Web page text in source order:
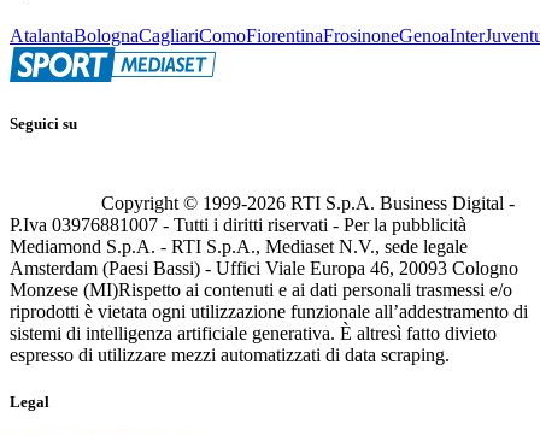
AtalantaBolognaCagliariComoFiorentinaFrosinoneGenoaInter
Seguici su
Copyright © 1999-2026 RTI S.p.A. Business Digital -
P.Iva 03976881007 - Tutti i diritti riservati - Per la pubblicità
Mediamond S.p.A. - RTI S.p.A., Mediaset N.V., sede legale
Amsterdam (Paesi Bassi) - Uffici Viale Europa 46, 20093 Cologno
Monzese (MI)Rispetto ai contenuti e ai dati personali trasmessi e/o
riprodotti è vietata ogni utilizzazione funzionale all’addestramento di
sistemi di intelligenza artificiale generativa. È altresì fatto divieto
espresso di utilizzare mezzi automatizzati di data scraping.
Legal